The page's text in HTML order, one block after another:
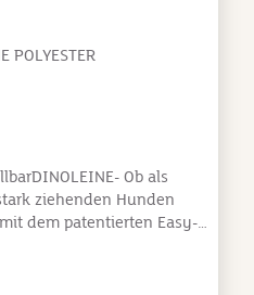
POLYESTER
Ob als
ziehenden Hunden
dem patentierten Easy-